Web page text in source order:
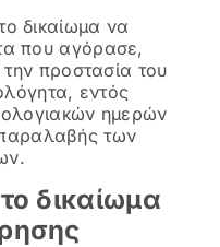
δικαίωμα να
που αγόρασε,
προστασία του
εντός
ημερών
των
δικαίωμα